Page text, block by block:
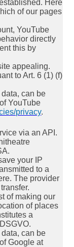
Here
of our pages
YouTube
directly
this by
appealing.
to Art. 6 (1) (f)
can be
YouTube
privacy.
via an API.
your IP
to a
The provider
of making our
of places
a
can be
Google at